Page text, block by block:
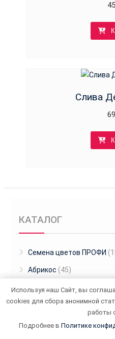
Слива
КАТАЛОГ
Cемена цветов ПРОФИ
Абрикос (45)
Абрикос-алыча (1)
Абутилон (1)
Агапантус(5)
Используя наш Сайт, вы
cookies для сбора анонимной
работы
Подробнее в Политике